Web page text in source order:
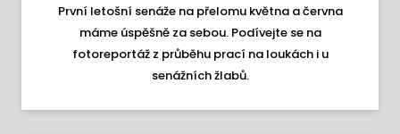
První letošní senáže na přelomu května a června
máme úspěšně za sebou. Podívejte se na
fotoreportáž z průběhu prací na loukách i u
senážních žlabů.